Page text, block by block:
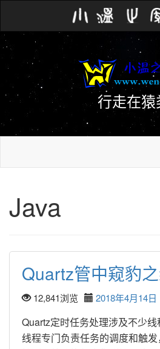
行走在猿
Java
Quartz管中窥豹
12,841浏览 2018年4月14日
Quartz定时任务处理涉及不少
线程专门负责任务的调度和触